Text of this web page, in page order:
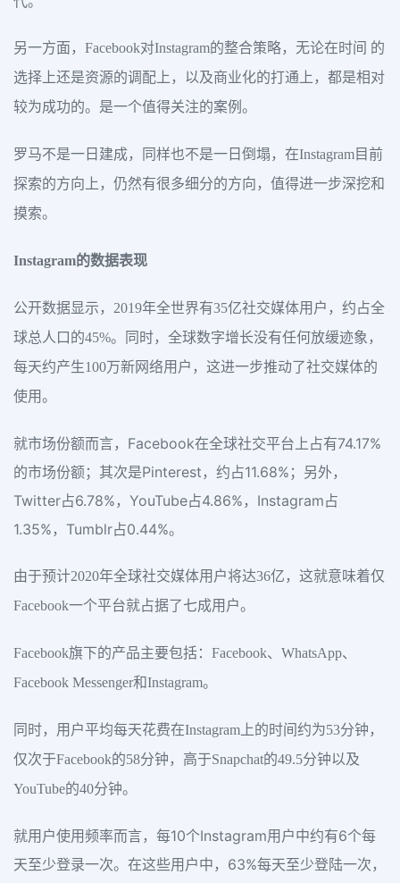
另一方面，Facebook对Instagram的整合策略，无论在时间 的
选择上还是资源的调配上，以及商业化的打通上，都是相对
较为成功的。是一个值得关注的案例。
罗马不是一日建成，同样也不是一日倒塌，在Instagram目前
探索的方向上，仍然有很多细分的方向，值得进一步深挖和
摸索。
Instagram的数据表现
公开数据显示，2019年全世界有35亿社交媒体用户，约占全
球总人口的45%。同时，全球数字增长没有任何放缓迹象，
每天约产生100万新网络用户，这进一步推动了社交媒体的
使用。
就市场份额而言，Facebook在全球社交平台上占有74.17%
的市场份额；其次是Pinterest，约占11.68%；另外，
Twitter占6.78%，YouTube占4.86%，Instagram占
1.35%，Tumblr占0.44%。
由于预计2020年全球社交媒体用户将达36亿，这就意味着仅
Facebook一个平台就占据了七成用户。
Facebook旗下的产品主要包括：Facebook、WhatsApp、
Facebook Messenger和Instagram。
同时，用户平均每天花费在Instagram上的时间约为53分钟，
仅次于Facebook的58分钟，高于Snapchat的49.5分钟以及
YouTube的40分钟。
就用户使用频率而言，每10个Instagram用户中约有6个每
天至少登录一次。在这些用户中，63%每天至少登陆一次，